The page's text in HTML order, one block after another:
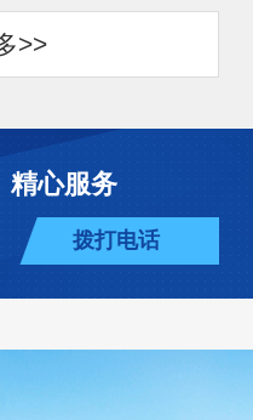
>>
精心服务
拨打电话